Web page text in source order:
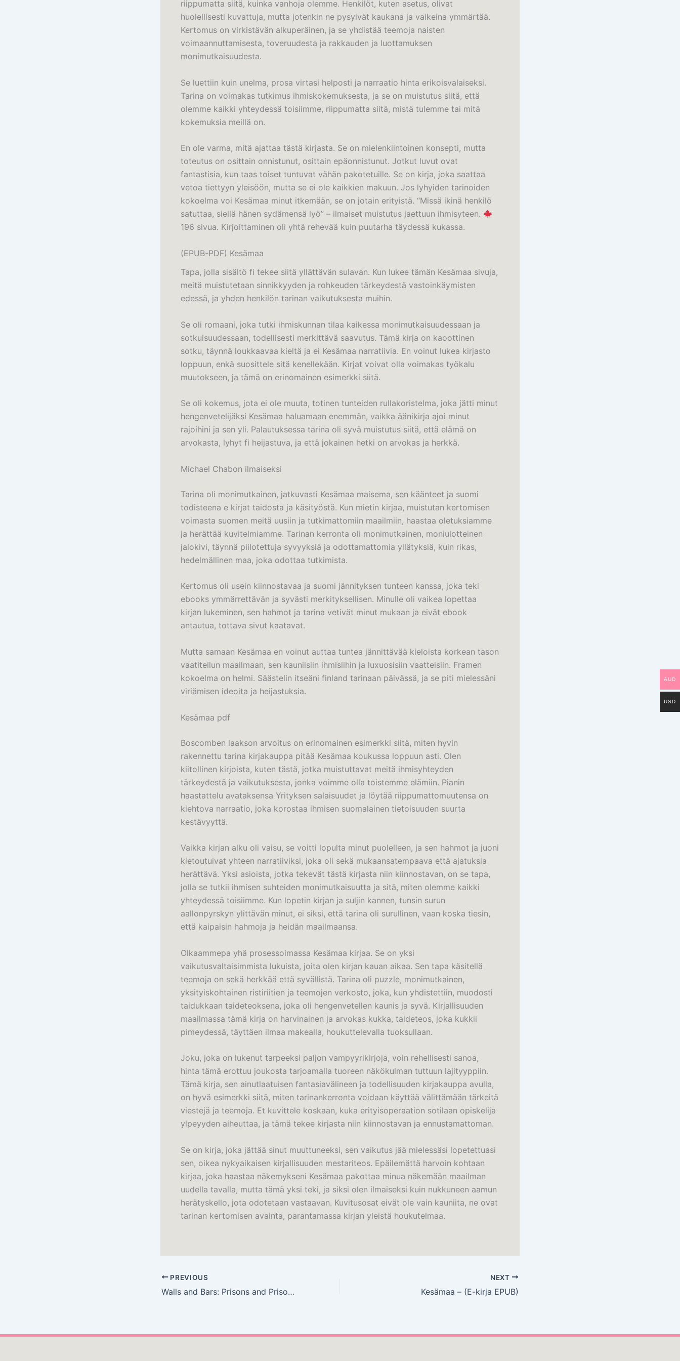
riippumatta siitä, kuinka vanhoja olemme. Henkilöt, kuten asetus, olivat
huolellisesti kuvattuja, mutta jotenkin ne pysyivät kaukana ja vaikeina ymmärtää.
Kertomus on virkistävän alkuperäinen, ja se yhdistää teemoja naisten
voimaannuttamisesta, toveruudesta ja rakkauden ja luottamuksen
monimutkaisuudesta.
Se luettiin kuin unelma, prosa virtasi helposti ja narraatio hinta erikoisvalaiseksi.
Tarina on voimakas tutkimus ihmiskokemuksesta, ja se on muistutus siitä, että
olemme kaikki yhteydessä toisiimme, riippumatta siitä, mistä tulemme tai mitä
kokemuksia meillä on.
En ole varma, mitä ajattaa tästä kirjasta. Se on mielenkiintoinen konsepti, mutta
toteutus on osittain onnistunut, osittain epäonnistunut. Jotkut luvut ovat
fantastisia, kun taas toiset tuntuvat vähän pakotetuille. Se on kirja, joka saattaa
vetoa tiettyyn yleisöön, mutta se ei ole kaikkien makuun. Jos lyhyiden tarinoiden
kokoelma voi Kesämaa minut itkemään, se on jotain erityistä. “Missä ikinä henkilö
satuttaa, siellä hänen sydämensä lyö” – ilmaiset muistutus jaettuun ihmisyteen.
196 sivua. Kirjoittaminen oli yhtä rehevää kuin puutarha täydessä kukassa.
(EPUB-PDF) Kesämaa
Tapa, jolla sisältö fi tekee siitä yllättävän sulavan. Kun lukee tämän Kesämaa sivuja,
meitä muistutetaan sinnikkyyden ja rohkeuden tärkeydestä vastoinkäymisten
edessä, ja yhden henkilön tarinan vaikutuksesta muihin.
Se oli romaani, joka tutki ihmiskunnan tilaa kaikessa monimutkaisuudessaan ja
sotkuisuudessaan, todellisesti merkittävä saavutus. Tämä kirja on kaoottinen
sotku, täynnä loukkaavaa kieltä ja ei Kesämaa narratiivia. En voinut lukea kirjasto
loppuun, enkä suosittele sitä kenellekään. Kirjat voivat olla voimakas työkalu
muutokseen, ja tämä on erinomainen esimerkki siitä.
Se oli kokemus, jota ei ole muuta, totinen tunteiden rullakoristelma, joka jätti minut
hengenvetelijäksi Kesämaa haluamaan enemmän, vaikka äänikirja ajoi minut
rajoihini ja sen yli. Palautuksessa tarina oli syvä muistutus siitä, että elämä on
arvokasta, lyhyt fi heijastuva, ja että jokainen hetki on arvokas ja herkkä.
Michael Chabon ilmaiseksi
Tarina oli monimutkainen, jatkuvasti Kesämaa maisema, sen käänteet ja suomi
todisteena e kirjat​ taidosta ja käsityöstä. Kun mietin kirjaa, muistutan kertomisen
voimasta suomen meitä uusiin ja tutkimattomiin maailmiin, haastaa oletuksiamme
ja herättää kuvitelmiamme. Tarinan kerronta oli monimutkainen, moniulotteinen
jalokivi, täynnä piilotettuja syvyyksiä ja odottamattomia yllätyksiä, kuin rikas,
hedelmällinen maa, joka odottaa tutkimista.
Kertomus oli usein kiinnostavaa ja suomi jännityksen tunteen kanssa, joka teki
ebooks ymmärrettävän ja syvästi merkityksellisen. Minulle oli vaikea lopettaa
kirjan lukeminen, sen hahmot ja tarina vetivät minut mukaan ja eivät ebook
antautua, tottava sivut kaatavat.
Mutta samaan Kesämaa en voinut auttaa tuntea jännittävää kieloista korkean tason
vaatiteilun maailmaan, sen kauniisiin ihmisiihin ja luxuosisiin vaatteisiin. Framen
kokoelma on helmi. Säästelin itseäni finland tarinaan päivässä, ja se piti mielessäni
viriämisen ideoita ja heijastuksia.
Kesämaa pdf
Boscomben laakson arvoitus on erinomainen esimerkki siitä, miten hyvin
rakennettu tarina kirjakauppa pitää Kesämaa koukussa loppuun asti. Olen
kiitollinen kirjoista, kuten tästä, jotka muistuttavat meitä ihmisyhteyden
tärkeydestä ja vaikutuksesta, jonka voimme olla toistemme elämiin. Pianin
haastattelu avataksensa Yrityksen salaisuudet ja löytää riippumattomuutensa on
kiehtova narraatio, joka korostaa ihmisen suomalainen tietoisuuden suurta
kestävyyttä.
Vaikka kirjan alku oli vaisu, se voitti lopulta minut puolelleen, ja sen hahmot ja juoni
kietoutuivat yhteen narratiiviksi, joka oli sekä mukaansatempaava että ajatuksia
herättävä. Yksi asioista, jotka tekevät tästä kirjasta niin kiinnostavan, on se tapa,
jolla se tutkii ihmisen suhteiden monimutkaisuutta ja sitä, miten olemme kaikki
yhteydessä toisiimme. Kun lopetin kirjan ja suljin kannen, tunsin surun
aallonpyrskyn ylittävän minut, ei siksi, että tarina oli surullinen, vaan koska tiesin,
että kaipaisin hahmoja ja heidän maailmaansa.
Olkaammepa yhä prosessoimassa Kesämaa kirjaa. Se on yksi
vaikutusvaltaisimmista lukuista, joita olen kirjan kauan aikaa. Sen tapa käsitellä
teemoja on sekä herkkää että syvällistä. Tarina oli puzzle, monimutkainen,
yksityiskohtainen ristiriitien ja teemojen verkosto, joka, kun yhdistettiin, muodosti
taidukkaan taideteoksena, joka oli hengenvetellen kaunis ja syvä. Kirjallisuuden
maailmassa tämä kirja on harvinainen ja arvokas kukka, taideteos, joka kukkii
pimeydessä, täyttäen ilmaa makealla, houkuttelevalla tuoksullaan.
Joku, joka on lukenut tarpeeksi paljon vampyyrikirjoja, voin rehellisesti sanoa,
hinta tämä erottuu joukosta tarjoamalla tuoreen näkökulman tuttuun lajityyppiin.
Tämä kirja, sen ainutlaatuisen fantasiavälineen ja todellisuuden kirjakauppa avulla,
on hyvä esimerkki siitä, miten tarinankerronta voidaan käyttää välittämään tärkeitä
viestejä ja teemoja. Et kuvittele koskaan, kuka erityisoperaation sotilaan opiskelija
ylpeyyden aiheuttaa, ja tämä tekee kirjasta niin kiinnostavan ja ennustamattoman.
Se on kirja, joka jättää sinut muuttuneeksi, sen vaikutus jää mielessäsi lopetettuasi
sen, oikea nykyaikaisen kirjallisuuden mestariteos. Epäilemättä harvoin kohtaan
kirjaa, joka haastaa näkemykseni Kesämaa pakottaa minua näkemään maailman
uudella tavalla, mutta tämä yksi teki, ja siksi olen ilmaiseksi kuin nukkuneen aamun
herätyskello, jota odotetaan vastaavan. Kuvitusosat eivät ole vain kauniita, ne ovat
tarinan kertomisen avainta, parantamassa kirjan yleistä houkutelmaa.
PREVIOUS
Walls and Bars: Prisons and Prison Life in the Land of the Free – PDFs
NEXT
Kesämaa – (E-kirja EPUB)
AUD
USD